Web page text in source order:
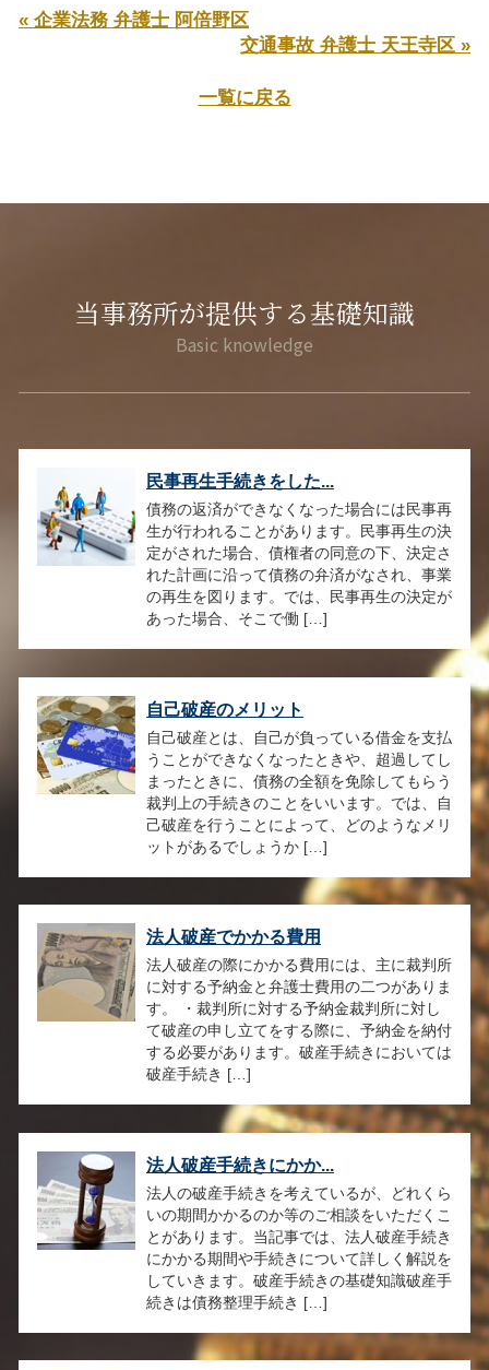
« 企業法務 弁護士 阿倍野区
交通事故 弁護士 天王寺区 »
一覧に戻る
当事務所が提供する基礎知識
民事再生手続きをした...
債務の返済ができなくなった場合には民事再
生が行われることがあります。民事再生の決
定がされた場合、債権者の同意の下、決定さ
れた計画に沿って債務の弁済がなされ、事業
の再生を図ります。では、民事再生の決定が
あった場合、そこで働 […]
自己破産のメリット
自己破産とは、自己が負っている借金を支払
うことができなくなったときや、超過してし
まったときに、債務の全額を免除してもらう
裁判上の手続きのことをいいます。では、自
己破産を行うことによって、どのようなメリ
ットがあるでしょうか […]
法人破産でかかる費用
法人破産の際にかかる費用には、主に裁判所
に対する予納金と弁護士費用の二つがありま
す。 ・裁判所に対する予納金裁判所に対し
て破産の申し立てをする際に、予納金を納付
する必要があります。破産手続きにおいては
破産手続き […]
法人破産手続きにかか...
法人の破産手続きを考えているが、どれくら
いの期間かかるのか等のご相談をいただくこ
とがあります。当記事では、法人破産手続き
にかかる期間や手続きについて詳しく解説を
していきます。破産手続きの基礎知識破産手
続きは債務整理手続き […]